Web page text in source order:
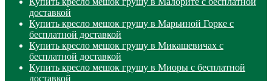
доставкой
Купить кресло мешок грушу в Марьиной Горке с
бесплатной доставкой
Купить кресло мешок грушу в Микашевичах с
бесплатной доставкой
Купить кресло мешок грушу в Миоры с бесплатной
доставкой